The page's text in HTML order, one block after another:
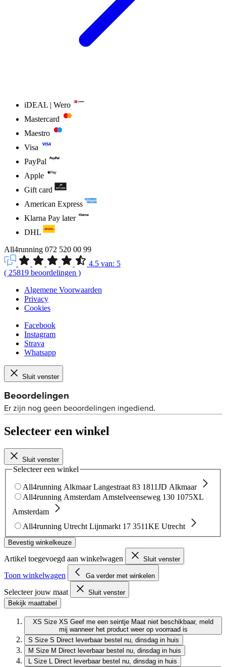
iDEAL | Wero
Mastercard
Maestro
Visa
PayPal
Apple
Gift card
American Express
Klarna Pay later
DHL
All4running 072 520 00 99
4.5 van: 5
( 25819 beoordelingen )
Algemene Voorwaarden
Privacy
Cookies
Facebook
Instagram
Strava
Whatsapp
Sluit venster
Selecteer een winkel
Sluit venster
Selecteer een winkel
All4running Alkmaar Langestraat 83 1811JD Alkmaar
All4running Amsterdam Amstelveenseweg 130 1075XL
Amsterdam
All4running Utrecht Lijnmarkt 17 3511KE Utrecht
Bevestig winkelkeuze
Artikel toegevoegd aan winkelwagen Sluit venster
Toon winkelwagen Ga verder met winkelen
Selecteer jouw maat
Sluit venster
Bekijk maattabel
XS Size XS Geef me een seintje Maat niet beschikbaar, meld
mij wanneer het product weer op voorraad is
S Size S Direct leverbaar bestel nu, dinsdag in huis
M Size M Direct leverbaar bestel nu, dinsdag in huis
L Size L Direct leverbaar bestel nu, dinsdag in huis